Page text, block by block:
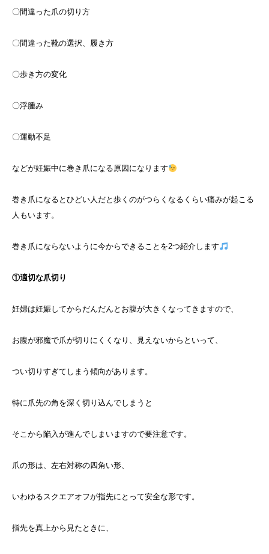
〇間違った爪の切り方
〇間違った靴の選択、履き方
〇歩き方の変化
〇浮腫み
〇運動不足
などが妊娠中に巻き爪になる原因になります
巻き爪になるとひどい人だと歩くのがつらくなるくらい痛みが起こる
人もいます。
巻き爪にならないように今からできることを2つ紹介します
①適切な爪切り
妊婦は妊娠してからだんだんとお腹が大きくなってきますので、
お腹が邪魔で爪が切りにくくなり、見えないからといって、
つい切りすぎてしまう傾向があります。
特に爪先の角を深く切り込んでしまうと
そこから陥入が進んでしまいますので要注意です。
爪の形は、左右対称の四角い形、
いわゆるスクエアオフが指先にとって安全な形です。
指先を真上から見たときに、